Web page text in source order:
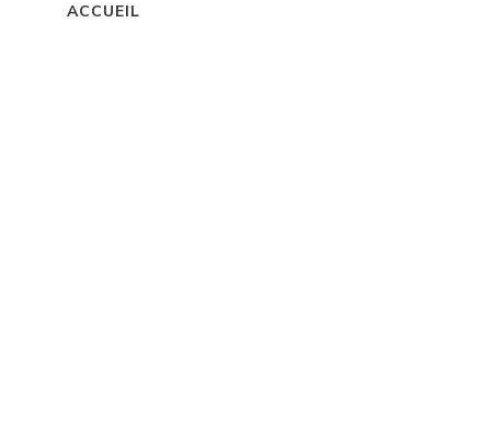
ACCUEIL